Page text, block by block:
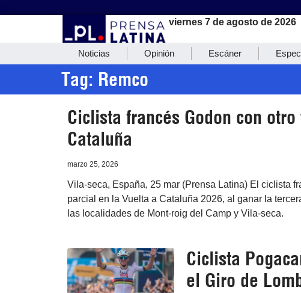
viernes 7 de agosto de 2026
Noticias Opinión Escáner
Tag: Remco
Ciclista francés Godon con
Cataluña
marzo 25, 2026
Vila-seca, España, 25 mar (Prensa Latina) El ciclista
parcial en la Vuelta a Cataluña 2026, al ganar la
las localidades de Mont-roig del Camp y Vila-seca.
Ciclista
el Giro de